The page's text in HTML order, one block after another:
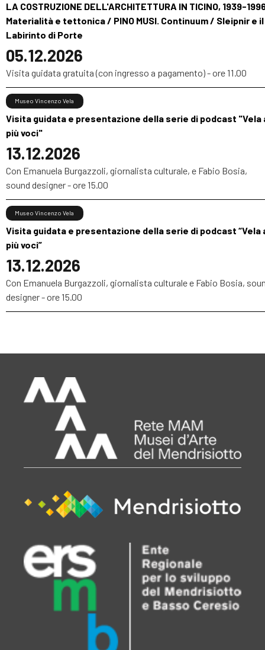
LA COSTRUZIONE DELL'ARCHITETTURA IN TICINO, 1939-
Materialità e tettonica / PINO MUSI. Continuum / Sleipnir e il
Labirinto di Porte
05.12.2026
Visita guidata gratuita (con ingresso a pagamento) - ore 11.00
Visita guidata e presentazione della serie di podcast "Vela
più voci"
13.12.2026
Museo Vincenzo Vela
Con Emanuela Burgazzoli, giornalista culturale, e Fabio Bosia,
sound designer - ore 15.00
Visita guidata e presentazione della serie di podcast “Vela
più voci”
13.12.2026
Museo Vincenzo Vela
Con Emanuela Burgazzoli, giornalista culturale e Fabio Bosia,
designer - ore 15.00